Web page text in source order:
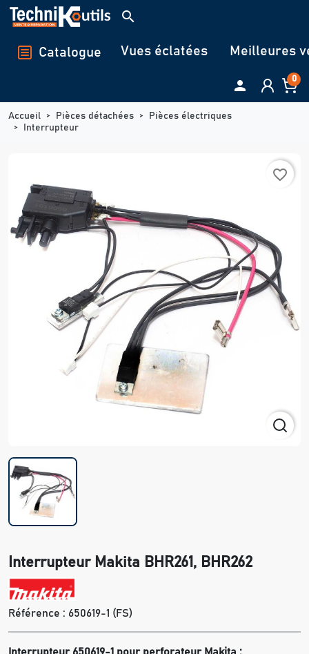
Panneau de gestion des cookies
search
Catalogue Vues éclatées Meilleures
 0
Accueil Pièces détachées
Pièces électriques
Interrupteur
favorite_border
Interrupteur Makita BHR261, BHR262
Référence : 650619-1 (FS)